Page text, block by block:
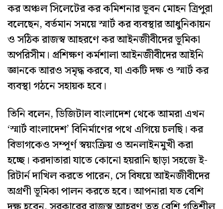
‎‎কর অঞ্চল সিলেটের কর কমিশনার ভূবন মোহন ত্রিপুরা
বলেছেন, বর্তমান সময়ে স্মার্ট কর ব্যবস্থার আধুনিকায়ন
ও সঠিক রাজস্ব আহরণে কর আইনজীবীদের ভূমিকা
অপরিসীম। প্রশিক্ষণ কর্মশালা আইনজীবীদের আইনি
জ্ঞানকে আরও সমৃদ্ধ করবে, যা একটি দক্ষ ও স্মার্ট কর
ব্যবস্থা গঠনে সহায়ক হবে।
‎‎তিনি বলেন, ডিজিটাল বাংলাদেশ থেকে আমরা এখন
‘স্মার্ট বাংলাদেশ’ বিনির্মাণের পথে এগিয়ে চলছি। কর
বিভাগকেও সম্পূর্ণ স্বয়ংক্রিয় ও অনলাইনমুখী করা
হচ্ছে। করদাতারা যাতে কোনো হয়রানি ছাড়া সহজে ই-
রিটার্ন দাখিল করতে পারেন, সে বিষয়ে আইনজীবীদের
অগ্রণী ভূমিকা পালন করতে হবে। আপনারা যত বেশি